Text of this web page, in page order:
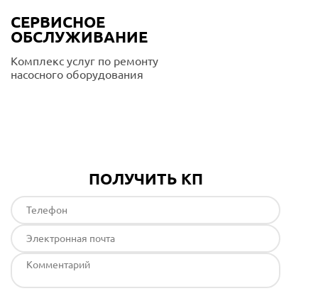
СЕРВИСНОЕ
ОБСЛУЖИВАНИЕ
Комплекс услуг по ремонту
насосного оборудования
ПОЛУЧИТЬ КП